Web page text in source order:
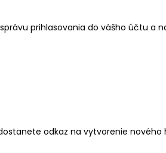
prihlasovania do vášho účtu a
odkaz na vytvorenie nového